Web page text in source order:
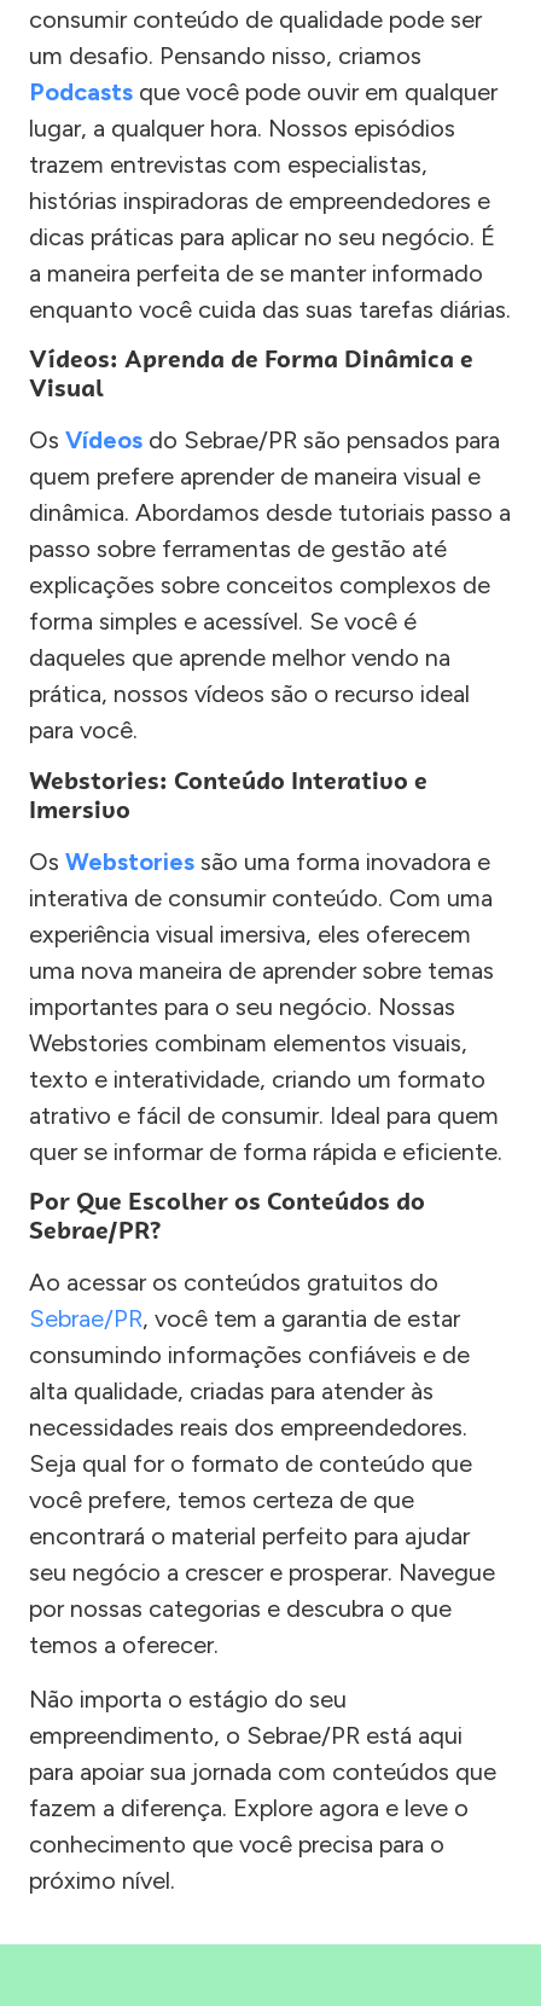
consumir conteúdo de qualidade pode ser
um desafio. Pensando nisso, criamos
Podcasts que você pode ouvir em qualquer
lugar, a qualquer hora. Nossos episódios
trazem entrevistas com especialistas,
histórias inspiradoras de empreendedores e
dicas práticas para aplicar no seu negócio. É
a maneira perfeita de se manter informado
enquanto você cuida das suas tarefas diárias.
Vídeos: Aprenda de Forma Dinâmica e
Visual
Os Vídeos do Sebrae/PR são pensados para
quem prefere aprender de maneira visual e
dinâmica. Abordamos desde tutoriais passo a
passo sobre ferramentas de gestão até
explicações sobre conceitos complexos de
forma simples e acessível. Se você é
daqueles que aprende melhor vendo na
prática, nossos vídeos são o recurso ideal
para você.
Webstories: Conteúdo Interativo e
Imersivo
Os Webstories são uma forma inovadora e
interativa de consumir conteúdo. Com uma
experiência visual imersiva, eles oferecem
uma nova maneira de aprender sobre temas
importantes para o seu negócio. Nossas
Webstories combinam elementos visuais,
texto e interatividade, criando um formato
atrativo e fácil de consumir. Ideal para quem
quer se informar de forma rápida e eficiente.
Por Que Escolher os Conteúdos do
Sebrae/PR?
Ao acessar os conteúdos gratuitos do
Sebrae/PR, você tem a garantia de estar
consumindo informações confiáveis e de
alta qualidade, criadas para atender às
necessidades reais dos empreendedores.
Seja qual for o formato de conteúdo que
você prefere, temos certeza de que
encontrará o material perfeito para ajudar
seu negócio a crescer e prosperar. Navegue
por nossas categorias e descubra o que
temos a oferecer.
Não importa o estágio do seu
empreendimento, o Sebrae/PR está aqui
para apoiar sua jornada com conteúdos que
fazem a diferença. Explore agora e leve o
conhecimento que você precisa para o
próximo nível.